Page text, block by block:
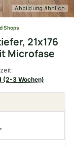
Abbildung ähnlich
Shops
21x176
Microfase
(2-3 Wochen)